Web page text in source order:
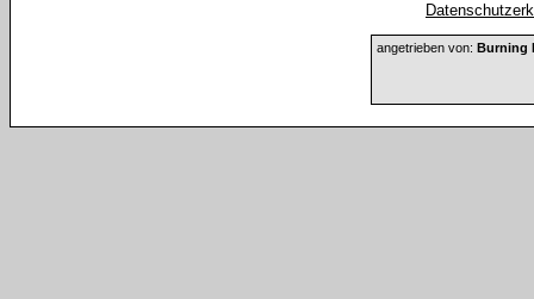
angetrieben von: Burning